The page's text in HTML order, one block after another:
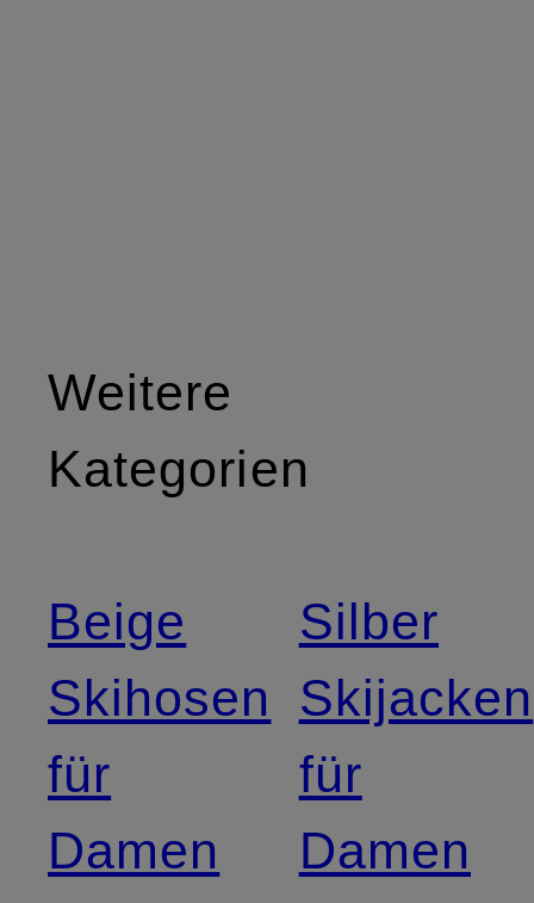
Weitere
Kategorien
Beige
Skihosen
für
Damen
Silber
Skijacken
für
Damen